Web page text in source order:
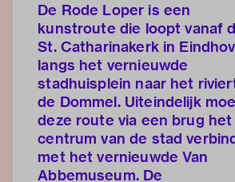
De Rode Loper is een
kunstroute die loopt vanaf
St. Catharinakerk in
langs het vernieuwde
stadhuisplein naar het
de Dommel. Uiteindelijk
deze route via een brug het
centrum van de stad
met het vernieuwde Van
Abbemuseum. De